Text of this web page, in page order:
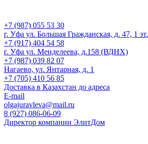
+7 (987) 055 53 30
г. Уфа ул. Большая Гражданская, д. 47, 1 эт.
+7 (917) 404 54 58
г. Уфа ул. Менделеева, д.158 (ВДНХ)
+7 (987) 039 82 07
Нагаево, ул. Янтарная, д. 1
+7 (705) 410 56 85
Доставка в Казахстан до адреса
E-mail
olgajuravleva@mail.ru
8 (927) 086-06-09
Директор компании ЭлитДом